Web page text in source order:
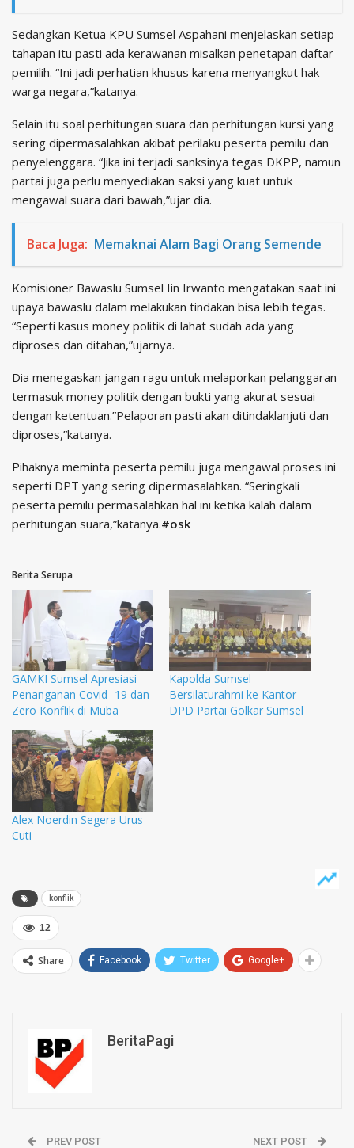
Sedangkan Ketua KPU Sumsel Aspahani menjelaskan setiap
tahapan itu pasti ada kerawanan misalkan penetapan daftar
pemilih. “Ini jadi perhatian khusus karena menyangkut hak
warga negara,”katanya.
Selain itu soal perhitungan suara dan perhitungan kursi yang
sering dipermasalahkan akibat perilaku peserta pemilu dan
penyelenggara. “Jika ini terjadi sanksinya tegas DKPP, namun
partai juga perlu menyediakan saksi yang kuat untuk
mengawal suara dari bawah,”ujar dia.
Baca Juga: Memaknai Alam Bagi Orang Semende
Komisioner Bawaslu Sumsel Iin Irwanto mengatakan saat ini
upaya bawaslu dalam melakukan tindakan bisa lebih tegas.
“Seperti kasus money politik di lahat sudah ada yang
diproses dan ditahan,”ujarnya.
Dia menegaskan jangan ragu untuk melaporkan pelanggaran
termasuk money politik dengan bukti yang akurat sesuai
dengan ketentuan.”Pelaporan pasti akan ditindaklanjuti dan
diproses,”katanya.
Pihaknya meminta peserta pemilu juga mengawal proses ini
seperti DPT yang sering dipermasalahkan. “Seringkali
peserta pemilu permasalahkan hal ini ketika kalah dalam
perhitungan suara,”katanya.#osk
Berita Serupa
GAMKI Sumsel Apresiasi
Penanganan Covid -19 dan
Zero Konflik di Muba
Kapolda Sumsel
Bersilaturahmi ke Kantor
DPD Partai Golkar Sumsel
Alex Noerdin Segera Urus
Cuti
konflik
12
Share Facebook Twitter Google+
BeritaPagi
PREV POST NEXT POST